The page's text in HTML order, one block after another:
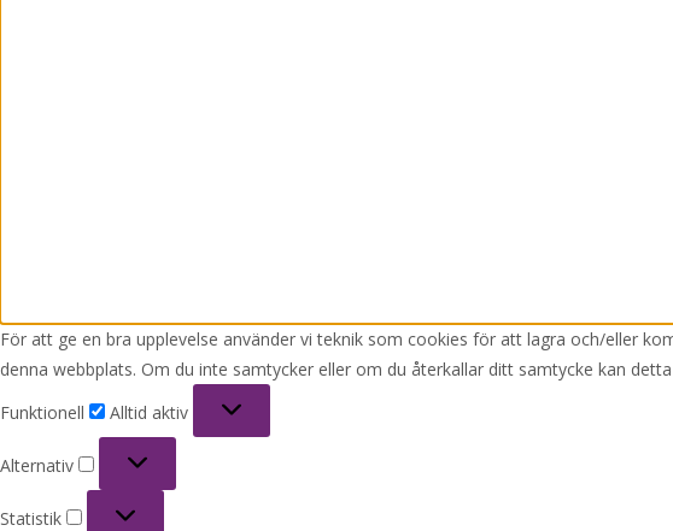
För att ge en bra upplevelse använder vi teknik som cookies för att lagra och/eller
denna webbplats. Om du inte samtycker eller om du återkallar ditt samtycke kan
Funktionell
Alltid aktiv
Alternativ
Statistik